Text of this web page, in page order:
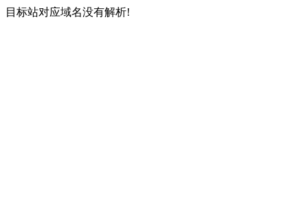
目标站对应域名没有解析!